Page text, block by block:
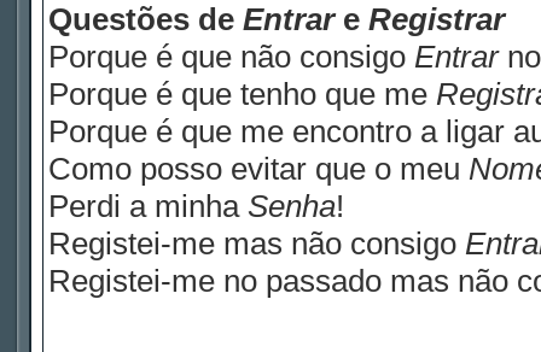
Questões de Entrare Registrar
Porque é que não consigo Entrar
Porque é que tenho que me
Porque é que me encontro a ligar
Como posso evitar que o meu
Perdi a minha Senha!
Registei-me mas não consigo
Registei-me no passado mas não